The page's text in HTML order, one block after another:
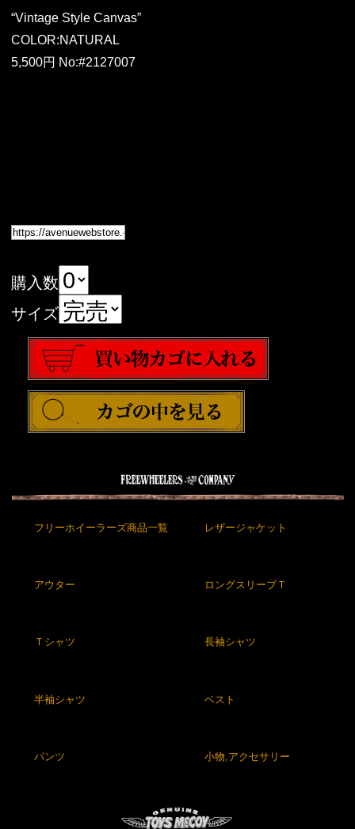
“Vintage Style Canvas”
COLOR:NATURAL
5,500円 No:#2127007
購入数
サイズ
フリーホイーラーズ商品一覧 レザージャケット
アウター ロングスリーブＴ
Ｔシャツ 長袖シャツ
半袖シャツ ベスト
パンツ 小物,アクセサリー